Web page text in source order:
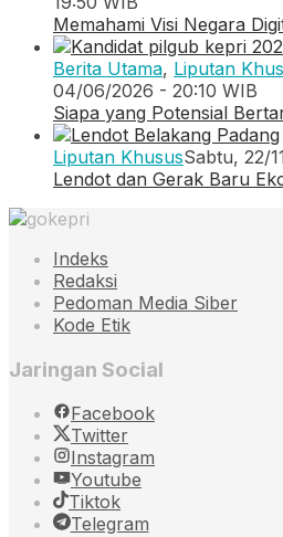
Memahami Visi Negara
Berita Utama, Liputan
04/06/2026 - 20:10 WIB
Siapa yang Potensial
Liputan KhususSabtu, 22/
Lendot dan Gerak Baru
Indeks
Redaksi
Pedoman Media Siber
Kode Etik
Jaringan Social
Facebook
Twitter
Instagram
Youtube
Tiktok
Telegram